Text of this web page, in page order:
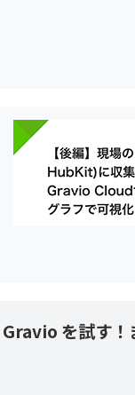
Gravio を試す